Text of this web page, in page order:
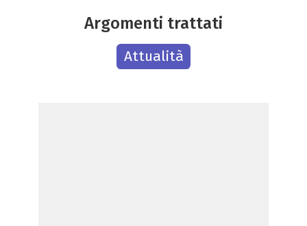
Argomenti trattati
Attualità